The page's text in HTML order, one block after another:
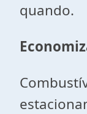
quando.